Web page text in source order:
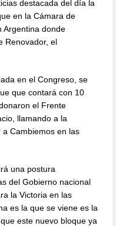
destacada del día la
en la Cámara de
Argentina donde
Renovador, el
en el Congreso, se
que contará con 10
el Frente
llamando a la
Cambiemos en las
una postura
del Gobierno nacional
la Victoria en las
es la que se viene es la
este nuevo bloque ya